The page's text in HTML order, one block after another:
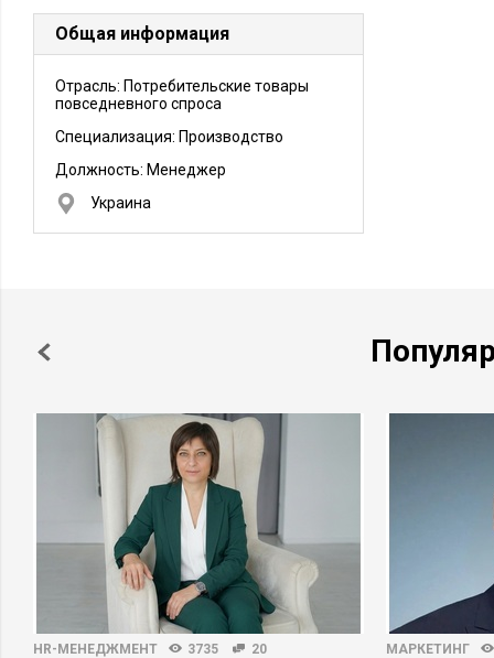
Общая информация
Отрасль: Потребительские товары
повседневного спроса
Специализация: Производство
Должность: Менеджер
Украина
HR-МЕНЕДЖМЕНТ 3735 20 МАРКЕТИНГ